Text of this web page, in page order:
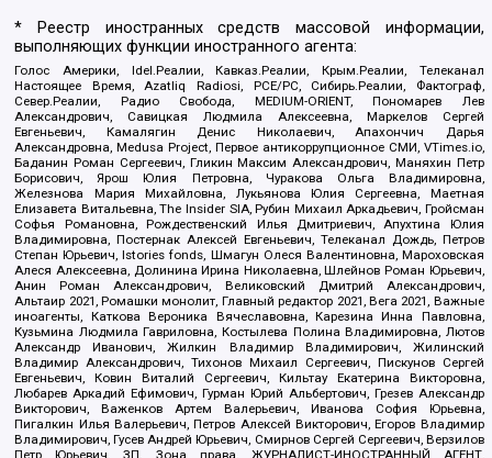
* Реестр иностранных средств массовой информации,
выполняющих функции иностранного агента:
Голос Америки, Idel.Реалии, Кавказ.Реалии, Крым.Реалии, Телеканал
Настоящее Время, Azatliq Radiosi, PCE/PC, Сибирь.Реалии, Фактограф,
Север.Реалии, Радио Свобода, MEDIUM-ORIENT, Пономарев Лев
Александрович, Савицкая Людмила Алексеевна, Маркелов Сергей
Евгеньевич, Камалягин Денис Николаевич, Апахончич Дарья
Александровна, Medusa Project, Первое антикоррупционное СМИ, VTimes.io,
Баданин Роман Сергеевич, Гликин Максим Александрович, Маняхин Петр
Борисович, Ярош Юлия Петровна, Чуракова Ольга Владимировна,
Железнова Мария Михайловна, Лукьянова Юлия Сергеевна, Маетная
Елизавета Витальевна, The Insider SIA, Рубин Михаил Аркадьевич, Гройсман
Софья Романовна, Рождественский Илья Дмитриевич, Апухтина Юлия
Владимировна, Постернак Алексей Евгеньевич, Телеканал Дождь, Петров
Степан Юрьевич, Istories fonds, Шмагун Олеся Валентиновна, Мароховская
Алеся Алексеевна, Долинина Ирина Николаевна, Шлейнов Роман Юрьевич,
Анин Роман Александрович, Великовский Дмитрий Александрович,
Альтаир 2021, Ромашки монолит, Главный редактор 2021, Вега 2021, Важные
иноагенты, Каткова Вероника Вячеславовна, Карезина Инна Павловна,
Кузьмина Людмила Гавриловна, Костылева Полина Владимировна, Лютов
Александр Иванович, Жилкин Владимир Владимирович, Жилинский
Владимир Александрович, Тихонов Михаил Сергеевич, Пискунов Сергей
Евгеньевич, Ковин Виталий Сергеевич, Кильтау Екатерина Викторовна,
Любарев Аркадий Ефимович, Гурман Юрий Альбертович, Грезев Александр
Викторович, Важенков Артем Валерьевич, Иванова София Юрьевна,
Пигалкин Илья Валерьевич, Петров Алексей Викторович, Егоров Владимир
Владимирович, Гусев Андрей Юрьевич, Смирнов Сергей Сергеевич, Верзилов
Петр Юрьевич, ЗП, Зона права, ЖУРНАЛИСТ-ИНОСТРАННЫЙ АГЕНТ,